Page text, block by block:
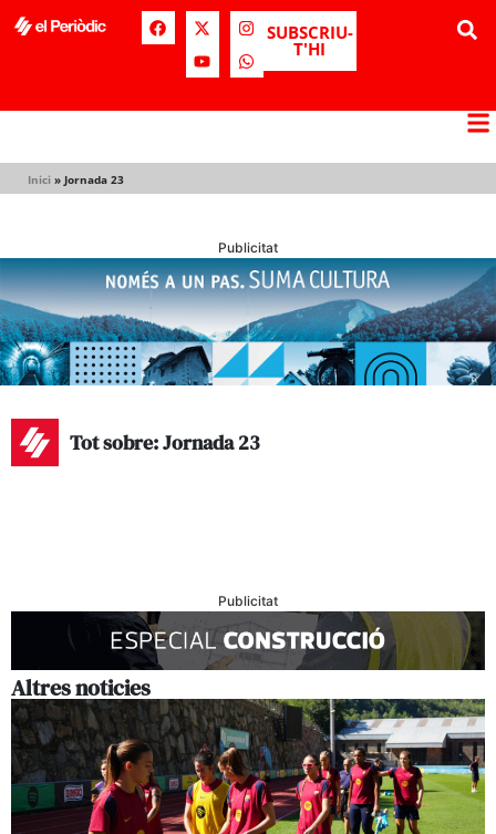
SUBSCRIU-
T'HI
Inici » Jornada 23
Publicitat
Tot sobre: Jornada 23
Publicitat
Altres noticies